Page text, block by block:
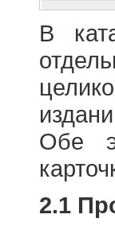
В
Обе
2.1